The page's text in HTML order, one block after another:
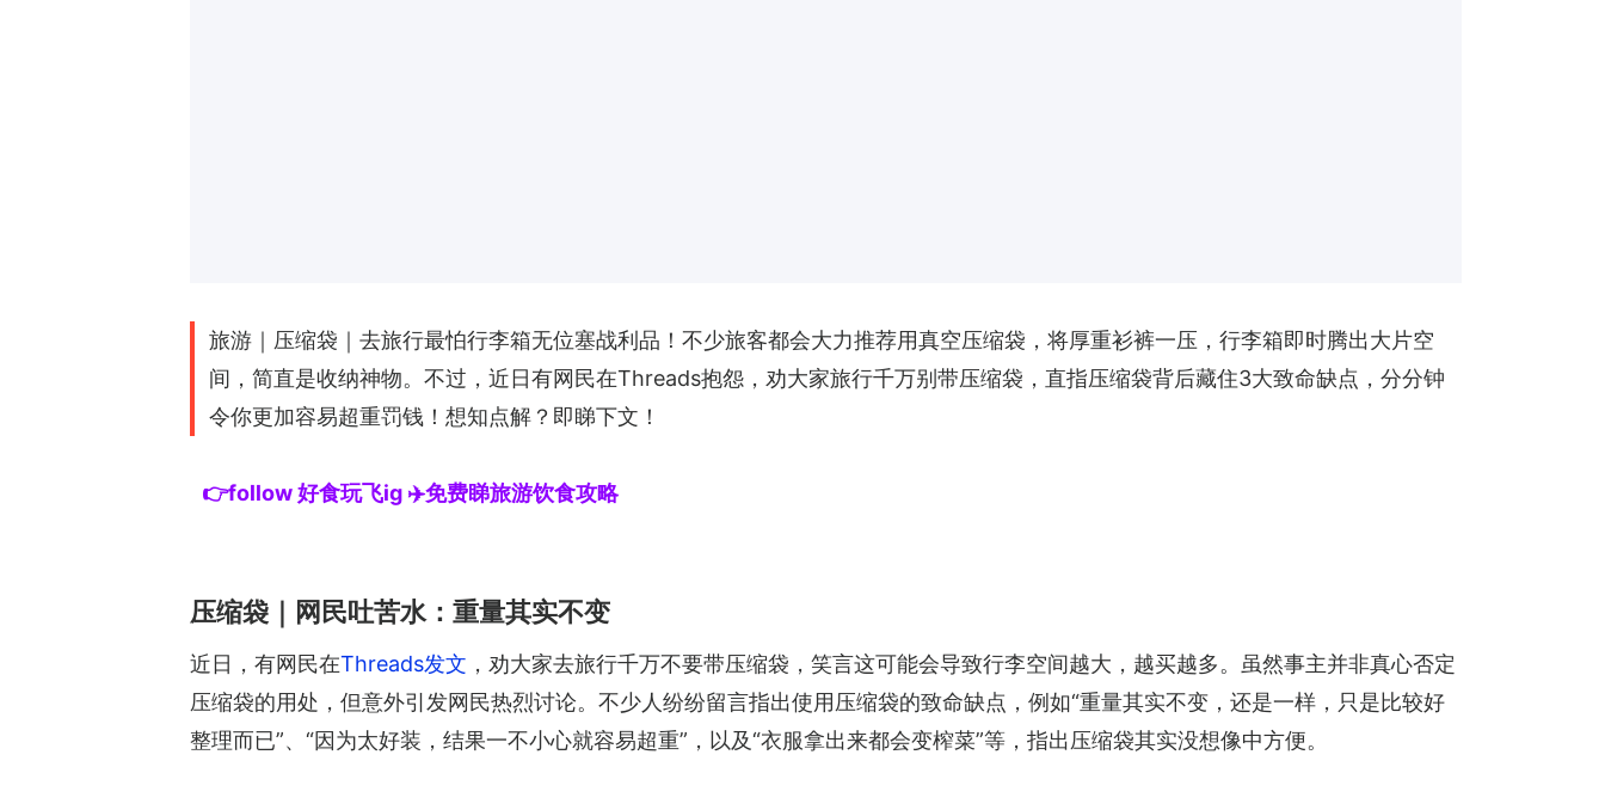
旅游｜压缩袋｜去旅行最怕行李箱无位塞战利品！不少旅客都会大力推荐用真空压缩袋，将厚重衫裤一压，行李箱即时腾出大片空
间，简直是收纳神物。不过，近日有网民在Threads抱怨，劝大家旅行千万别带压缩袋，直指压缩袋背后藏住3大致命缺点，分分钟
令你更加容易超重罚钱！想知点解？即睇下文！
👉follow 好食玩飞ig ✈️免费睇旅游饮食攻略
压缩袋｜网民吐苦水：重量其实不变
近日，有网民在Threads发文 ，劝大家去旅行千万不要带压缩袋，笑言这可能会导致行李空间越大，越买越多。虽然事主并非真心否定
压缩袋的用处，但意外引发网民热烈讨论。不少人纷纷留言指出使用压缩袋的致命缺点，例如“重量其实不变，还是一样，只是比较好
整理而已”、“因为太好装，结果一不小心就容易超重”，以及“衣服拿出来都会变榨菜”等，指出压缩袋其实没想像中方便。